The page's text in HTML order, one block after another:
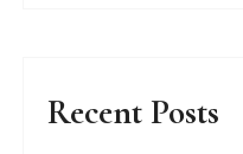
Recent Posts